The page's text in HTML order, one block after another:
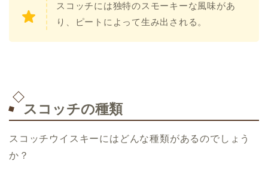
スコッチには独特のスモーキーな風味があ
り、ピートによって生み出される。
スコッチの種類
スコッチウイスキーにはどんな種類があるのでしょう
か？